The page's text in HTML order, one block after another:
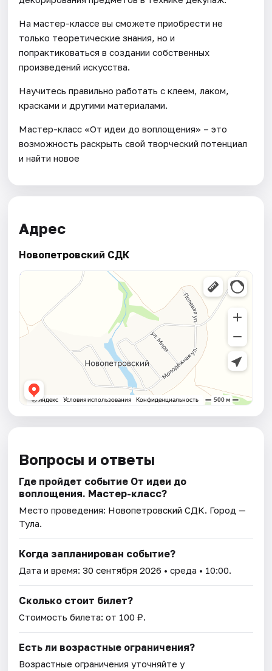
На мастер-классе вы сможете приобрести не
только теоретические знания, но и
попрактиковаться в создании собственных
произведений искусства.
Научитесь правильно работать с клеем, лаком,
красками и другими материалами.
Мастер-класс «От идеи до воплощения» – это
возможность раскрыть свой творческий потенциал
и найти новое
Адрес
Новопетровский СДК
Вопросы и ответы
Где пройдет событие От идеи до
воплощения. Мастер-класс?
Место проведения: Новопетровский СДК. Город —
Тула.
Когда запланирован событие?
Дата и время:30 сентября 2026 • среда • 10:00.
Сколько стоит билет?
Стоимость билета: от 100 ₽.
Есть ли возрастные ограничения?
Возрастные ограничения уточняйте у